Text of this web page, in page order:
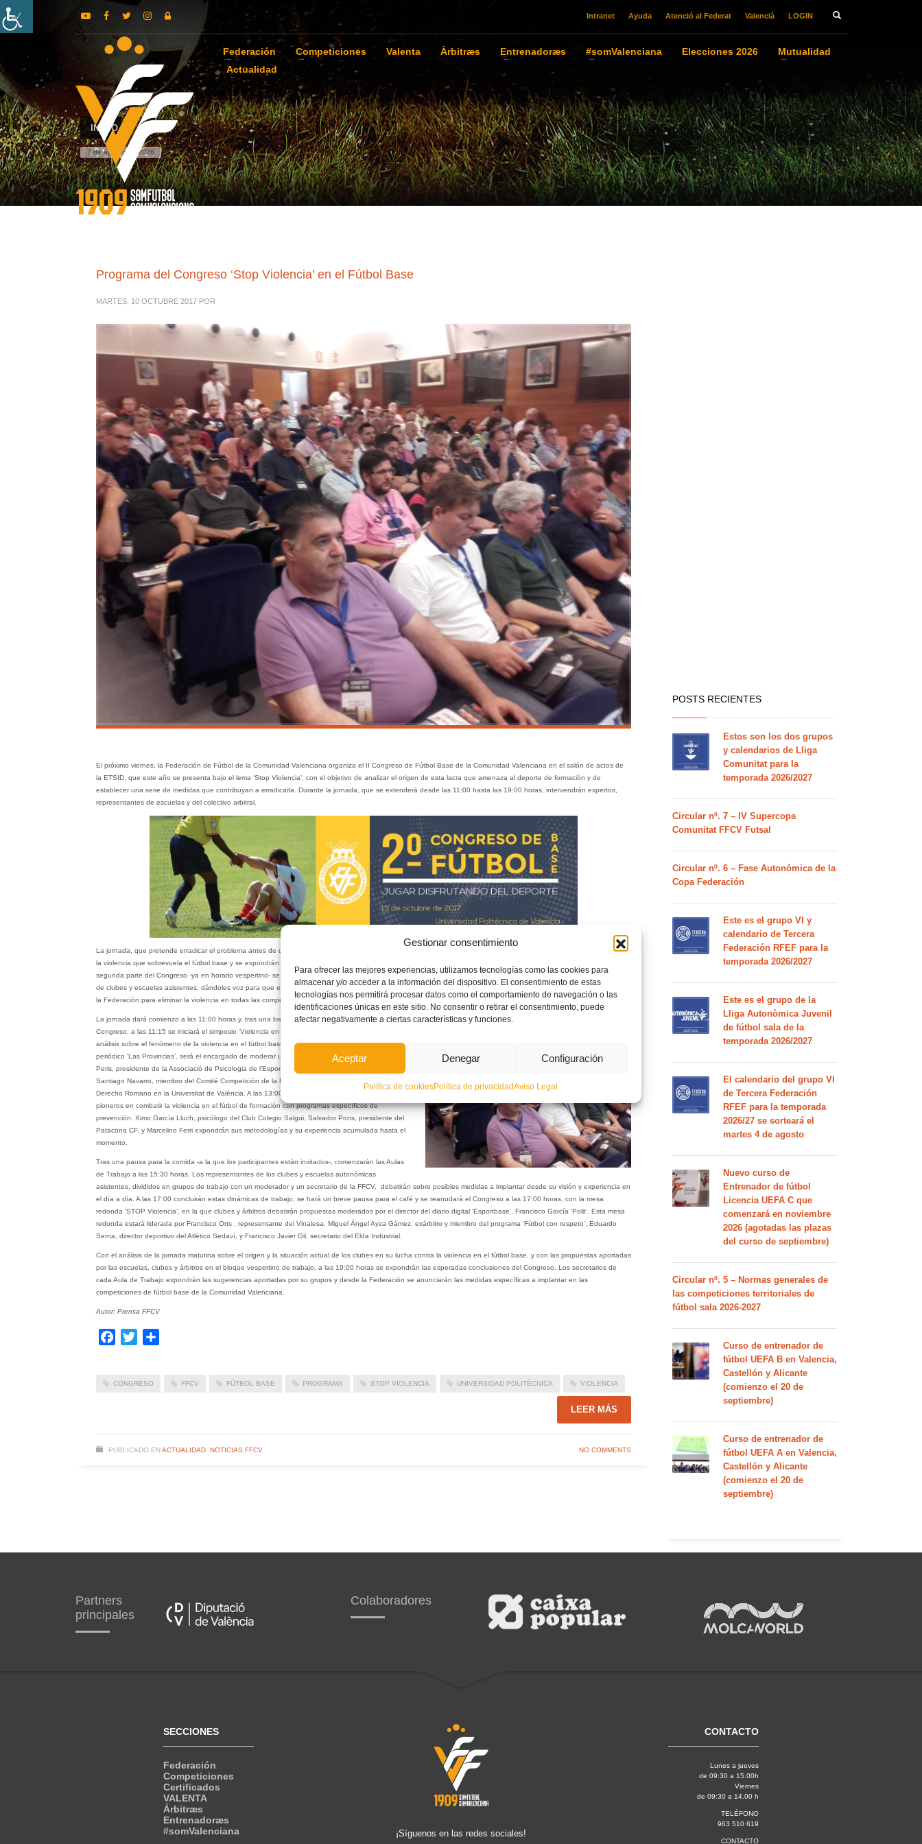
Gestionar consentimiento
Para ofrecer las mejores experiencias, utilizamos tecnologías como las cookies para
almacenar y/o acceder a la información del dispositivo. El consentimiento de estas
tecnologías nos permitirá procesar datos como el comportamiento de navegación o las
identificaciones únicas en este sitio. No consentir o retirar el consentimiento, puede
afectar negativamente a ciertas características y funciones.
Aceptar Denegar Configuración
Política de cookiesPolítica de privacidadAviso Legal
Intranet Ayuda Atenció al Federat Valencià LOGIN
Federación Competiciones Valenta Àrbitræs Entrenadoræs #somValenciana Elecciones 2026
Mutualidad
Actualidad
INICIO
7 de agosto de 2026
Programa del Congreso ‘Stop Violencia’ en el Fútbol Base
MARTES, 10 OCTUBRE 2017 POR
El próximo viernes, la Federación de Fútbol de la Comunidad Valenciana organiza el II Congreso de Fútbol Base de la Comunidad Valenciana en el salón de actos de
la ETSID, que este año se presenta bajo el lema ‘Stop Violencia’, con el objetivo de analizar el origen de esta lacra que amenaza al deporte de formación y de
establecer una serie de medidas que contribuyan a erradicarla. Durante la jornada, que se extenderá desde las 11:00 hasta las 19:00 horas, intervendrán expertos,
representantes de escuelas y del colectivo arbitral.
La jornada, que pretende erradicar el problema antes de que aparezca o se vuelva imparable, se dividirá en dos bloques. En un primer bloque se analizará el origen de
la violencia que sobrevuela el fútbol base y se expondrán las medidas que algunos clubes ya han puesto en vigor para tratar de frenar esta lacra; mientras que en la
segunda parte del Congreso -ya en horario vespertino- se establecerá una dinámica activa de trabajo en la que los protagonistas serán los representantes del centenar
de clubes y escuelas asistentes, dándoles voz para que expongan sus sugerencias y se confeccione entre todos el plan de medidas definitivo que se implantará desde
la Federación para eliminar la violencia en todas las competiciones.
La jornada dará comienzo a las 11:00 horas y, tras una breve bienvenida y presentación del
Congreso, a las 11:15 se iniciará el simposio ‘Violencia en 3D’, que inaugurará la jornada con un
análisis sobre el fenómeno de la violencia en el fútbol base. Héctor Esteban, Jefe de Deportes del
periódico ‘Las Provincias’, será el encargado de moderar una mesa repleta de expertos, con David
Peris, presidente de la Associació de Psicologia de l’Esport de la Comunitat Valenciana (APECVA),
Santiago Navarro, miembro del Comité Competición de la FFCV, y Alejandro Valiño, profesor de
Derecho Romano en la Universitat de València. A las 13:00 horas será el turno de los clubes
pioneros en combatir la violencia en el fútbol de formación con programas específicos de
prevención. Ximo García Lluch, psicólogo del Club Colegio Salgui, Salvador Pons, presidente del
Patacona CF, y Marcelino Ferri expondrán sus metodologías y su experiencia acumulada hasta el
momento.
Tras una pausa para la comida -a la que los participantes están invitados-, comenzarán las Aulas
de Trabajo a las 15:30 horas. Los representantes de los clubes y escuelas autonómicas
asistentes, divididos en grupos de trabajo con un moderador y un secretario de la FFCV, debatirán sobre posibles medidas a implantar desde su visión y experiencia en
el día a día. A las 17:00 concluirán estas dinámicas de trabajo, se hará un breve pausa para el café y se reanudará el Congreso a las 17:00 horas, con la mesa
redonda ‘STOP Violencia’, en la que clubes y árbitros debatirán propuestas moderados por el director del diario digital ‘Esportbase’, Francisco García ‘Polit’. Esta mesa
redonda estará liderada por Francisco Orts , representante del Vinalesa, Miguel Ángel Ayza Gámez, exárbitro y miembro del programa ‘Fútbol con respeto’, Eduardo
Serna, director deportivo del Atlético Sedaví, y Francisco Javier Gil, secretario del Elda Industrial.
Con el análisis de la jornada matutina sobre el origen y la situación actual de los clubes en su lucha contra la violencia en el fútbol base, y con las propuestas aportadas
por las escuelas, clubes y árbitros en el bloque vespertino de trabajo, a las 19:00 horas se expondrán las esperadas conclusiones del Congreso. Los secretarios de
cada Aula de Trabajo expondrán las sugerencias aportadas por su grupos y desde la Federación se anunciarán las medidas específicas a implantar en las
competiciones de fútbol base de la Comunidad Valenciana.
Autor: Prensa FFCV
Facebook
Twitter
CONGRESO FFCV FÚTBOL BASE PROGRAMA STOP VIOLENCIA UNIVERSIDAD POLITÉCNICA VIOLENCIA
LEER MÁS
PUBLICADO EN ACTUALIDAD, NOTICIAS FFCV NO COMMENTS
POSTS RECIENTES
Estos son los dos grupos
y calendarios de Lliga
Comunitat para la
temporada 2026/2027
Circular nº. 7 – IV Supercopa
Comunitat FFCV Futsal
Circular nº. 6 – Fase Autonómica de la
Copa Federación
Este es el grupo VI y
calendario de Tercera
Federación RFEF para la
temporada 2026/2027
Este es el grupo de la
Lliga Autonòmica Juvenil
de fútbol sala de la
temporada 2026/2027
El calendario del grupo VI
de Tercera Federación
RFEF para la temporada
2026/27 se sorteará el
martes 4 de agosto
Nuevo curso de
Entrenador de fútbol
Licencia UEFA C que
comenzará en noviembre
2026 (agotadas las plazas
del curso de septiembre)
Circular nº. 5 – Normas generales de
las competiciones territoriales de
fútbol sala 2026-2027
Curso de entrenador de
fútbol UEFA B en Valencia,
Castellón y Alicante
(comienzo el 20 de
septiembre)
Curso de entrenador de
fútbol UEFA A en Valencia,
Castellón y Alicante
(comienzo el 20 de
septiembre)
Partners
principales
Colaboradores
SECCIONES
Federación
Competiciones
Certificados
VALENTA
Árbitræs
Entrenadoræs
#somValenciana
¡Síguenos en las redes sociales!
CONTACTO
Lunes a jueves
de 09:30 a 15.00h
Viernes
de 09:30 a 14.00 h
TELÉFONO
963 510 619
CONTACTO